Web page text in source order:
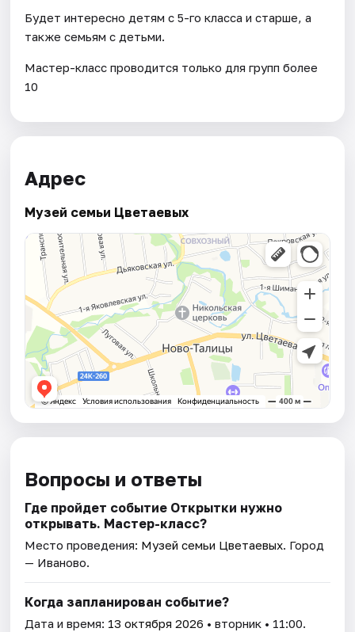
Будет интересно детям с 5-го класса и старше, а
также семьям с детьми.
Мастер-класс проводится только для групп более
10
Адрес
Музей семьи Цветаевых
Вопросы и ответы
Где пройдет событие Открытки нужно
открывать. Мастер-класс?
Место проведения: Музей семьи Цветаевых. Город
— Иваново.
Когда запланирован событие?
Дата и время: 13 октября 2026 • вторник • 11:00.